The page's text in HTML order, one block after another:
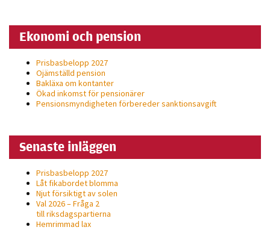
Ekonomi och pension
Prisbasbelopp 2027
Ojämställd pension
Bakläxa om kontanter
Ökad inkomst för pensionärer
Pensionsmyndigheten förbereder sanktionsavgift
Senaste inläggen
Prisbasbelopp 2027
Låt fikabordet blomma
Njut försiktigt av solen
Val 2026 – Fråga 2
till riksdagspartierna
Hemrimmad lax